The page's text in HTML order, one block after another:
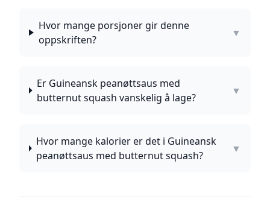
Hvor mange porsjoner gir denne
oppskriften?
▼
Er Guineansk peanøttsaus med
butternut squash vanskelig å lage?
▼
Hvor mange kalorier er det i Guineansk
peanøttsaus med butternut squash?
▼